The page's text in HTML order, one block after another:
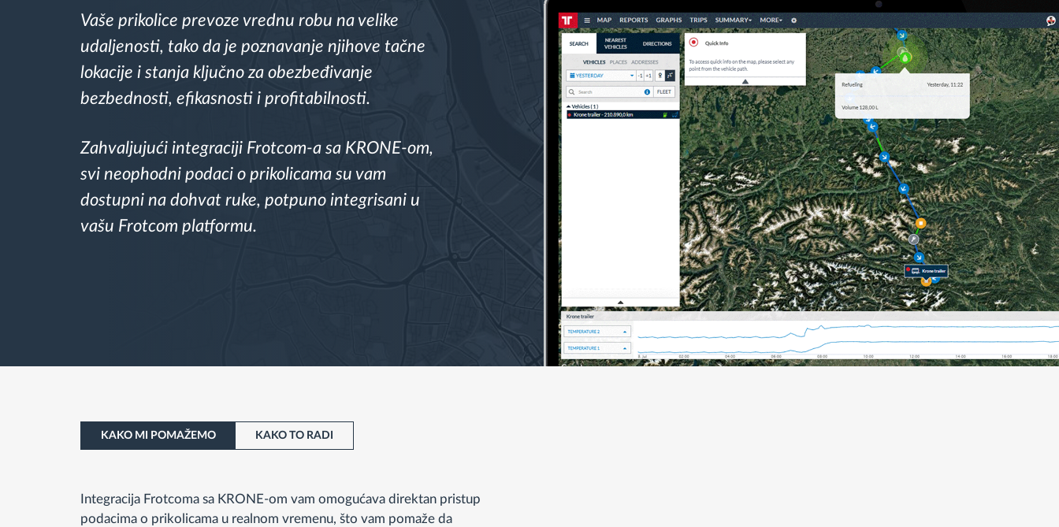
Upravljanje gorivom
Planiranje i nadgledanje rute
Automatska identifikacija vozača
Otkrijte sve funkcije
Vaše prikolice prevoze vrednu robu na velike
udaljenosti, tako da je poznavanje njihove tačne
lokacije i stanja ključno za obezbeđivanje
bezbednosti, efikasnosti i profitabilnosti.
Zahvaljujući integraciji Frotcom-a sa KRONE-om,
svi neophodni podaci o prikolicama su vam
dostupni na dohvat ruke, potpuno integrisani u
vašu Frotcom platformu.
KAKO MI POMAŽEMO KAKO TO RADI
Integracija Frotcoma sa KRONE-om vam omogućava direktan pristup
podacima o prikolicama u realnom vremenu, što vam pomaže da